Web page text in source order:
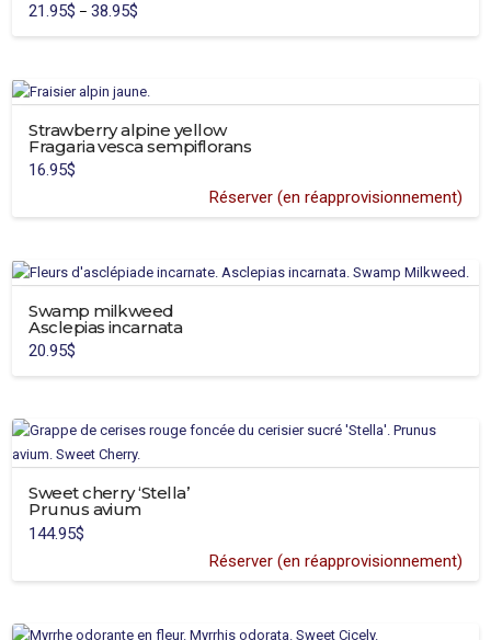
21.95$ – 38.95$
21.95$
multiple
variants.
The
options
be
on
product
page
Strawberry alpine yellow
Fragaria vesca sempiflorans
16.95$
Réserver (en réapprovisionnement)
Swamp milkweed
Asclepias incarnata
20.95$
Sweet cherry ‘Stella’
Prunus avium
144.95$
Réserver (en réapprovisionnement)